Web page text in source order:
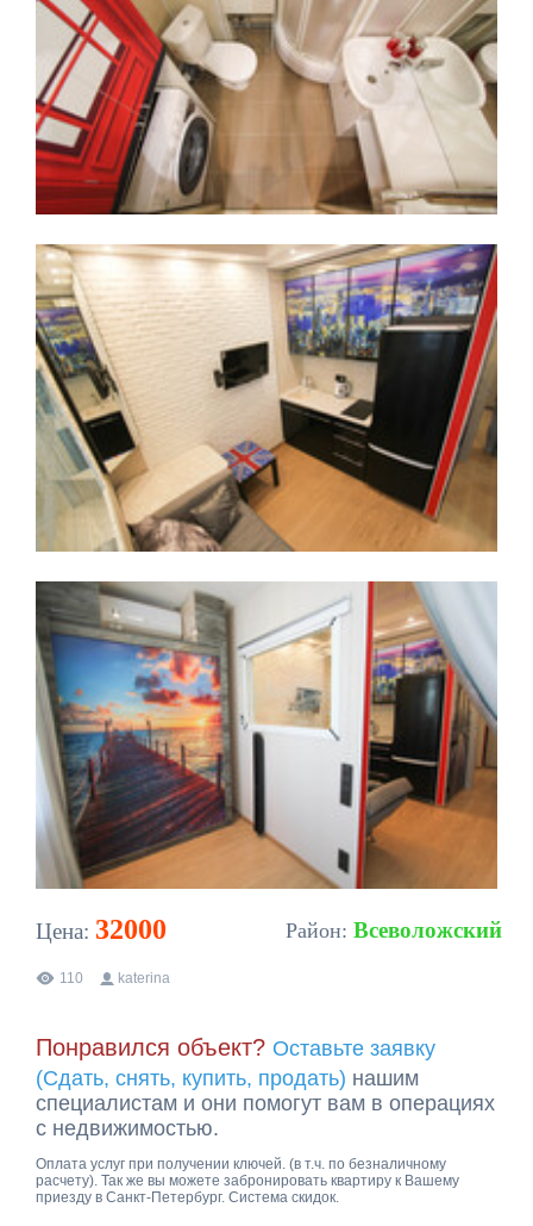
Цена: 32000 Район: Всеволожский
110 katerina
Понравился объект? Оставьте заявку
(Сдать, снять, купить, продать) нашим
специалистам и они помогут вам в операциях
с недвижимостью.
Оплата услуг при получении ключей. (в т.ч. по безналичному
расчету). Так же вы можете забронировать квартиру к Вашему
приезду в Санкт-Петербург. Система скидок.